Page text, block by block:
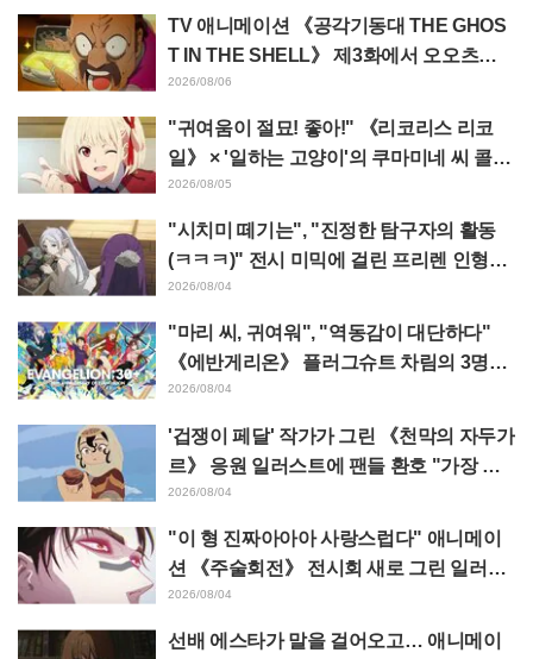
얘기뿐이다"라며 갭에 놀라는 목소리
TV 애니메이션 《공각기동대 THE GHOS
T IN THE SHELL》 제3화에서 오오츠카
아키오가 연기하는 마레스 대령 등장! 캐스
트 코멘트 & 엔드 카드 공개
2026/08/06
"귀여움이 절묘! 좋아!" 《리코리스 리코
일》 × '일하는 고양이'의 쿠마미네 씨 콜라
보 발표에 "좋아!" 반응 잇따라
2026/08/05
"시치미 떼기는", "진정한 탐구자의 활동
(ㅋㅋㅋ)" 전시 미믹에 걸린 프리렌 인형에
태클 쇄도 《장송의 프리렌》
2026/08/04
"마리 씨, 귀여워", "역동감이 대단하다"
《에반게리온》 플러그슈트 차림의 3명을
그린 마츠바라 히데노리 씨의 아름다운 드
2026/08/04
'겁쟁이 페달' 작가가 그린 《천막의 자두가
르》 응원 일러스트에 팬들 환호 "가장 평
소 그림체가 다른 사람이 그리면 이렇게 된
다"
2026/08/04
"이 형 진짜아아아 사랑스럽다" 애니메이
션 《주술회전》 전시회 새로 그린 일러스
트에서 이타도리 유지에게 다가가는 초소
에 팬들 환호
2026/08/04
선배 에스타가 말을 걸어오고… 애니메이